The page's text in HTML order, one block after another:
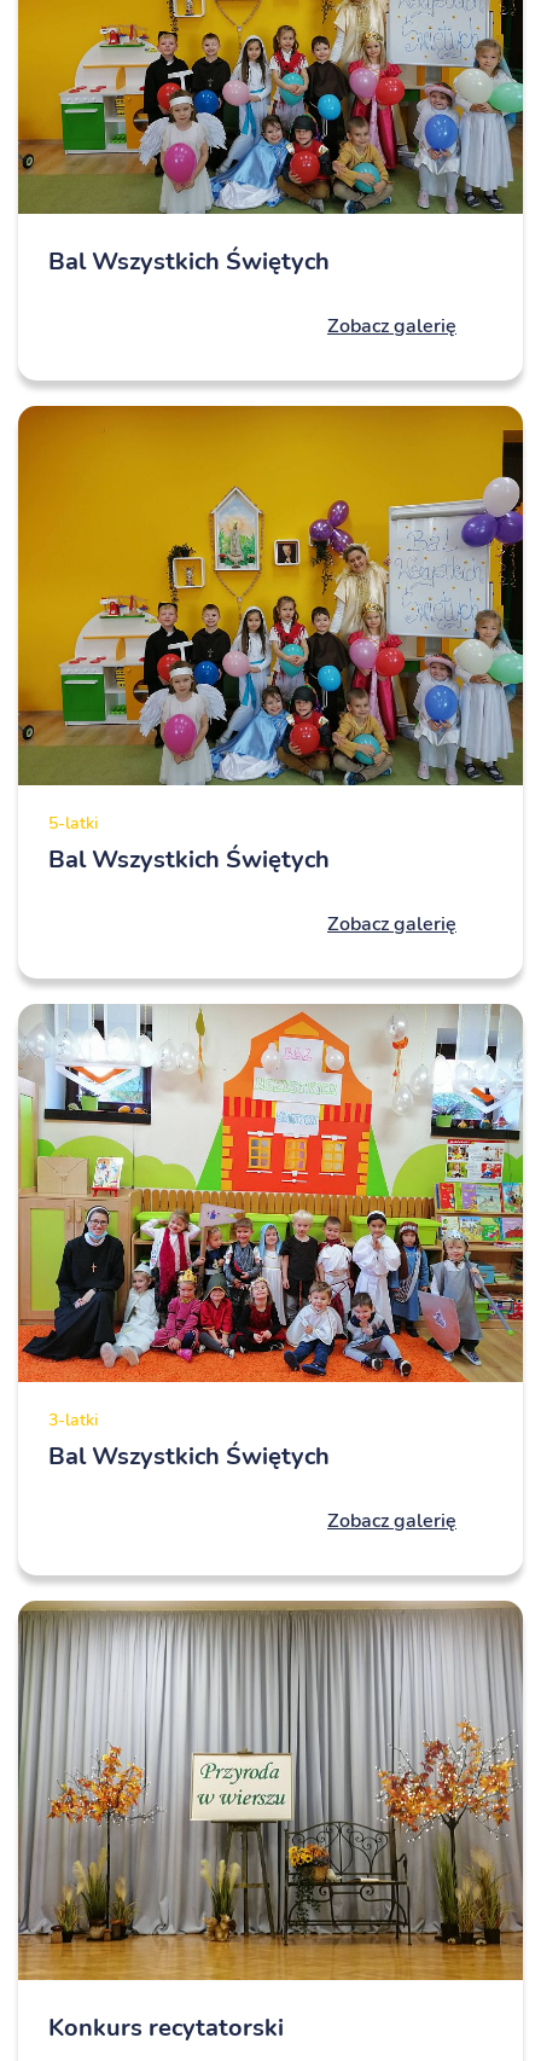
Bal Wszystkich Świętych
Zobacz galerię
5-latki
Bal Wszystkich Świętych
Zobacz galerię
3-latki
Bal Wszystkich Świętych
Zobacz galerię
Konkurs recytatorski